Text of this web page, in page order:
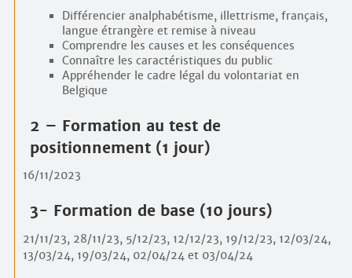
Différencier analphabétisme, illettrisme, français,
langue étrangère et remise à niveau
Comprendre les causes et les conséquences
Connaître les caractéristiques du public
Appréhender le cadre légal du volontariat en
Belgique
2 – Formation au test de
positionnement (1 jour)
16/11/2023
3- Formation de base (10 jours)
21/11/23, 28/11/23, 5/12/23, 12/12/23, 19/12/23, 12/03/24,
13/03/24, 19/03/24, 02/04/24 et 03/04/24